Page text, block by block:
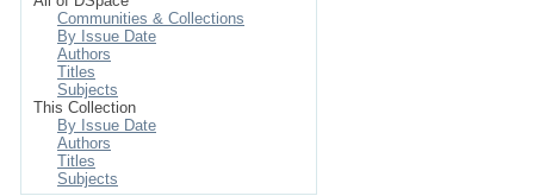
Communities & Collections
By Issue Date
Authors
Titles
Subjects
This Collection
By Issue Date
Authors
Titles
Subjects